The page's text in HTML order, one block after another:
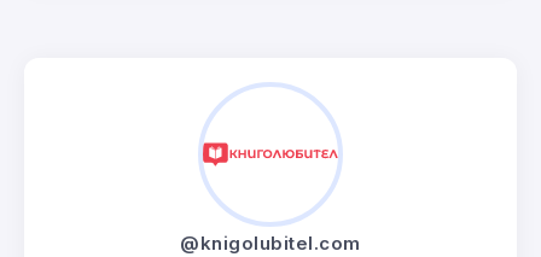
@knigolubitel.com